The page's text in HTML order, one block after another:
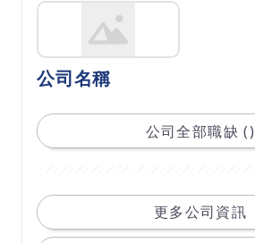
公司名稱
公司全部職缺 ()
更多公司資訊